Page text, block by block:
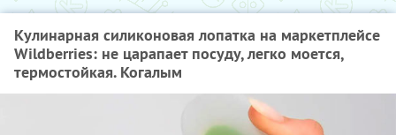
Кулинарная силиконовая лопатка на маркетплейсе
Wildberries: не царапает посуду, легко моется,
термостойкая. Когалым